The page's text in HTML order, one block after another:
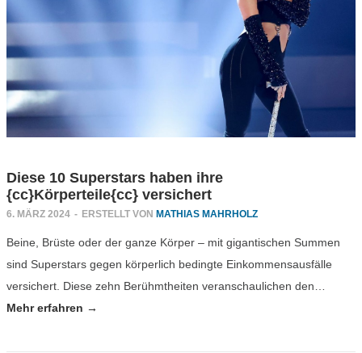
Diese 10 Superstars haben ihre
{cc}Körperteile{cc} versichert
6. MÄRZ 2024 - ERSTELLT VON MATHIAS MAHRHOLZ
Beine, Brüste oder der ganze Körper – mit gigantischen Summen
sind Superstars gegen körperlich bedingte Einkommensausfälle
versichert. Diese zehn Berühmtheiten veranschaulichen den…
Mehr erfahren →